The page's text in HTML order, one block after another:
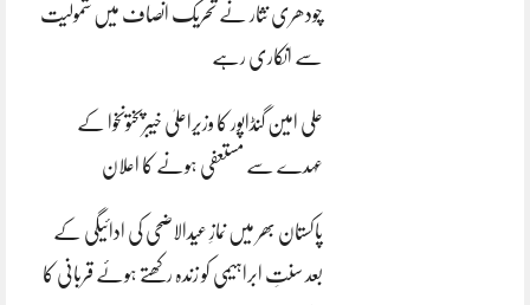
چودھری نثار نے تحریک انصاف میں شمولیت
سے انکاری رہے
علی امین گنڈاپور کا وزیراعلیٰ خیبرپختونخوا کے
عہدے سے مستعفی ہونے کا اعلان
پاکستان بھر میں نمازِ عیدالاضحی کی ادائیگی کے
بعد سنتِ ابراہیمی کو زندہ رکھتے ہوئے قربانی کا